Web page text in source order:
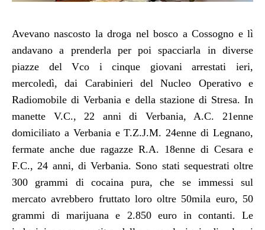
Avevano nascosto la droga nel bosco a Cossogno e lì
andavano a prenderla per poi spacciarla in diverse
piazze del Vco i cinque giovani arrestati ieri,
mercoledì, dai Carabinieri del Nucleo Operativo e
Radiomobile di Verbania e della stazione di Stresa. In
manette V.C., 22 anni di Verbania, A.C. 21enne
domiciliato a Verbania e T.Z.J.M. 24enne di Legnano,
fermate anche due ragazze R.A. 18enne di Cesara e
F.C., 24 anni, di Verbania. Sono stati sequestrati oltre
300 grammi di cocaina pura, che se immessi sul
mercato avrebbero fruttato loro oltre 50mila euro, 50
grammi di marijuana e 2.850 euro in contanti. Le